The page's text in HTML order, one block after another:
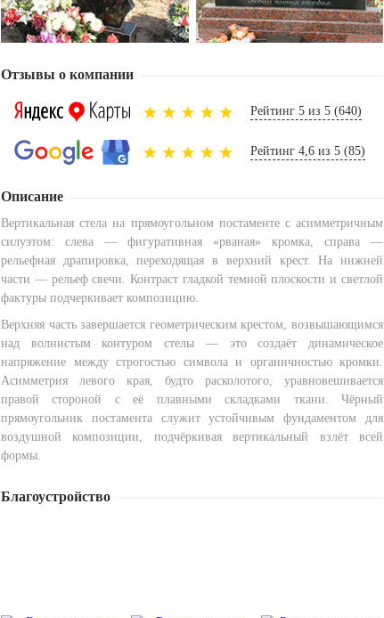
Отзывы о компании
Рейтинг 5 из 5 (640)
Рейтинг 4,6 из 5 (85)
Описание
Вертикальная стела на прямоугольном постаменте с асимметричным
силуэтом: слева — фигуративная «рваная» кромка, справа —
рельефная драпировка, переходящая в верхний крест. На нижней
части — рельеф свечи. Контраст гладкой темной плоскости и светлой
фактуры подчеркивает композицию.
Верхняя часть завершается геометрическим крестом, возвышающимся
над волнистым контуром стелы — это создаёт динамическое
напряжение между строгостью символа и органичностью кромки.
Асимметрия левого края, будто расколотого, уравновешивается
правой стороной с её плавными складками ткани. Чёрный
прямоугольник постамента служит устойчивым фундаментом для
воздушной композиции, подчёркивая вертикальный взлёт всей
формы.
Благоустройство